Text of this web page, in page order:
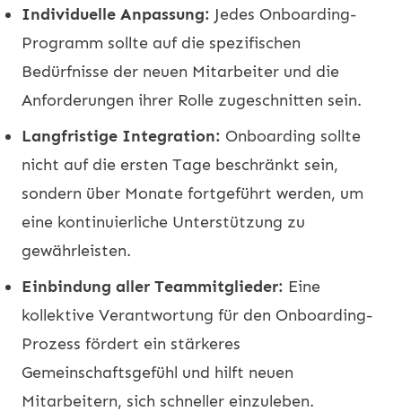
Individuelle Anpassung: Jedes Onboarding-
Programm sollte auf die spezifischen
Bedürfnisse der neuen Mitarbeiter und die
Anforderungen ihrer Rolle zugeschnitten sein.
Langfristige Integration: Onboarding sollte
nicht auf die ersten Tage beschränkt sein,
sondern über Monate fortgeführt werden, um
eine kontinuierliche Unterstützung zu
gewährleisten.
Einbindung aller Teammitglieder: Eine
kollektive Verantwortung für den Onboarding-
Prozess fördert ein stärkeres
Gemeinschaftsgefühl und hilft neuen
Mitarbeitern, sich schneller einzuleben.